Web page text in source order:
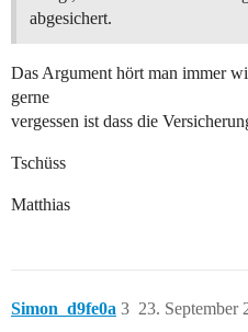
abgesichert.
Das Argument hört man immer
gerne
vergessen ist dass die
Tschüss
Matthias
Simon_d9fe0a 23. September
3